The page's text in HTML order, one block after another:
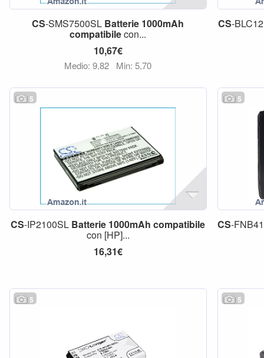
CS-SMS7500SL Batterie 1000mAh
compatibilecon...
10,67€
Medio: 9,82 Min: 5,70
CS-
5
CS-IP2100SL Batterie 1000mAh compatibile
con [HP]...
16,31€
5
CS-
5 5